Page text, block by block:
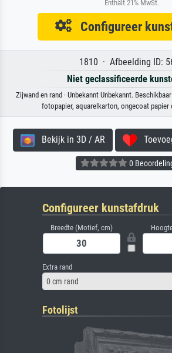
Enthält 21% MwSt.
Configureer
1810 · Afbeelding ID:
Niet geclassificeerde
Zijwand en rand · Unbekannt Unbekannt.
fotopapier, aquarelkarton, ongecoat papier
Bekijk in 3D / AR
0
Configureer kunstafdruk
Breedte (Motief, cm)
Extra rand
0 cm rand
Fotolijst